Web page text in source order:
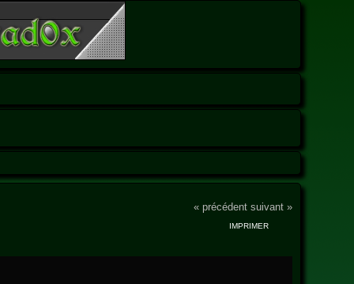
« précédent suivant »
IMPRIMER